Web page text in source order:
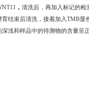
， 清洗后，再加入标记的
结束后清洗，接着加入TMB显
浅和样品中的待测物的含量呈